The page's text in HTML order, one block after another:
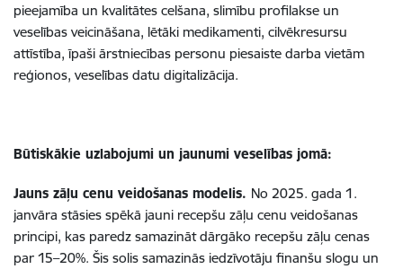
pieejamība un kvalitātes celšana, slimību profilakse un
veselības veicināšana, lētāki medikamenti, cilvēkresursu
attīstība, īpaši ārstniecības personu piesaiste darba vietām
reģionos, veselības datu digitalizācija.
Būtiskākie uzlabojumi un jaunumi veselības jomā:
Jauns zāļu cenu veidošanas modelis. No 2025. gada 1.
janvāra stāsies spēkā jauni recepšu zāļu cenu veidošanas
principi, kas paredz samazināt dārgāko recepšu zāļu cenas
par 15–20%. Šis solis samazinās iedzīvotāju finanšu slogu un